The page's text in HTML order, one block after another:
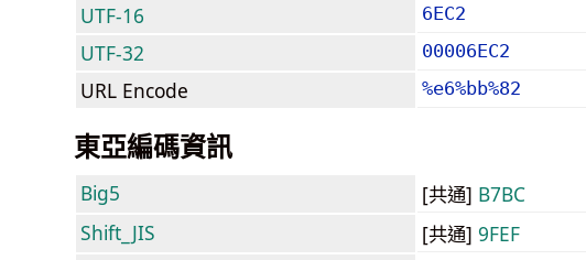
UTF-16 6EC2
UTF-32 00006EC2
URL Encode %e6%bb%82
東亞編碼資訊
Big5 [共通] B7BC
Shift_JIS
[共通] 9FEF